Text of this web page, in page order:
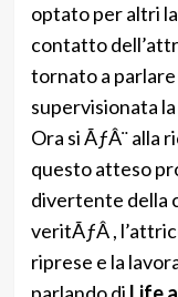
optato per altri
contatto
tornato a
supervisionata
Ora si ÃƒÂ¨ alla
questo atteso
divertente della
veritÃƒÂ ,
riprese e la